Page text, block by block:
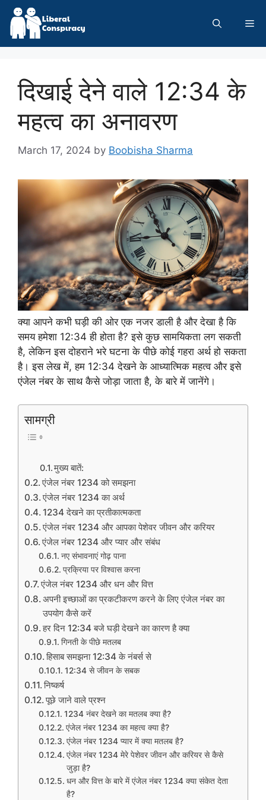
Skip
content
दिखाई देने वाले 12:34 के
महत्व का अनावरण
March 17, 2024 by Boobisha Sharma
क्या आपने कभी घड़ी की ओर एक नजर डाली है और देखा है कि
समय हमेशा 12:34 ही होता है? इसे कुछ सामयिकता लग सकती
है, लेकिन इस दोहराने भरे घटना के पीछे कोई गहरा अर्थ हो सकता
है। इस लेख में, हम 12:34 देखने के आध्यात्मिक महत्व और इसे
एंजेल नंबर के साथ कैसे जोड़ा जाता है, के बारे में जानेंगे।
सामग्री
मुख्य बातें:
एंजेल नंबर 1234 को समझना
एंजेल नंबर 1234 का अर्थ
1234 देखने का प्रतीकात्मकता
एंजेल नंबर 1234 और आपका पेशेवर जीवन और करियर
एंजेल नंबर 1234 और प्यार और संबंध
नए संभावनाएं गोढ़ पाना
प्रक्रिया पर विश्वास करना
एंजेल नंबर 1234 और धन और वित्त
अपनी इच्छाओं का प्रकटीकरण करने के लिए एंजेल नंबर का
उपयोग कैसे करें
हर दिन 12:34 बजे घड़ी देखने का कारण है क्या
गिनती के पीछे मतलब
हिसाब समझना 12:34 के नंबर्स से
12:34 से जीवन के सबक
निष्कर्ष
पूछे जाने वाले प्रश्न
1234 नंबर देखने का मतलब क्या है?
एंजेल नंबर 1234 का महत्व क्या है?
एंजेल नंबर 1234 प्यार में क्या मतलब है?
एंजेल नंबर 1234 मेरे पेशेवर जीवन और करियर से कैसे
जुड़ा है?
धन और वित्त के बारे में एंजेल नंबर 1234 क्या संकेत देता
है?